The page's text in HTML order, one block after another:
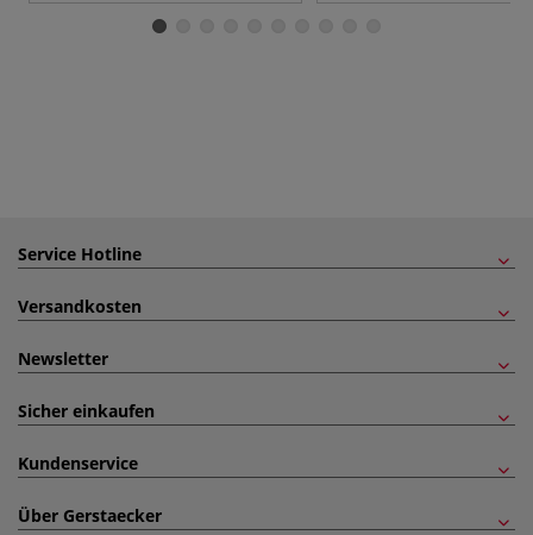
Service Hotline
Versandkosten
Newsletter
Sicher einkaufen
Kundenservice
Über Gerstaecker